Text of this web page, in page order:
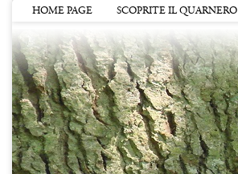
HOME PAGE SCOPRITE IL QUARNERO